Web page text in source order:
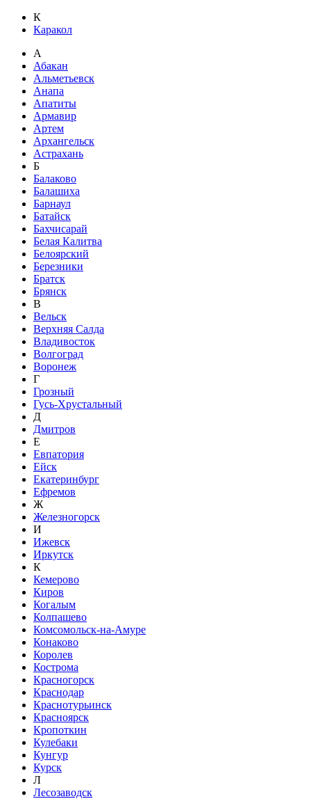
К
Каракол
А
Абакан
Альметьевск
Анапа
Апатиты
Армавир
Артем
Архангельск
Астрахань
Б
Балаково
Балашиха
Барнаул
Батайск
Бахчисарай
Белая Калитва
Белоярский
Березники
Братск
Брянск
В
Вельск
Верхняя Салда
Владивосток
Волгоград
Воронеж
Г
Грозный
Гусь-Хрустальный
Д
Дмитров
Е
Евпатория
Ейск
Екатеринбург
Ефремов
Ж
Железногорск
И
Ижевск
Иркутск
К
Кемерово
Киров
Когалым
Колпашево
Комсомольск-на-Амуре
Конаково
Королев
Кострома
Красногорск
Краснодар
Краснотурьинск
Красноярск
Кропоткин
Кулебаки
Кунгур
Курск
Л
Лесозаводск